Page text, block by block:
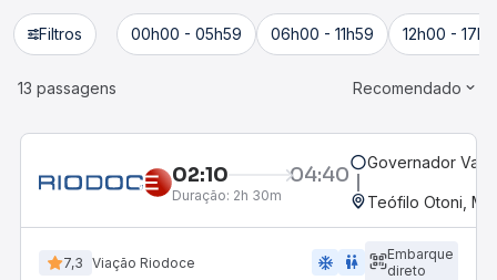
Filtros 00h00 - 05h59 06h00 - 11h59 12h00 -
13 passagens Recomendado
02:10 04:40
Duração: 2h 30m
Governador
Teófilo Otoni, MG
7,3 Viação Riodoce ac_unit wc
Embarque
direto